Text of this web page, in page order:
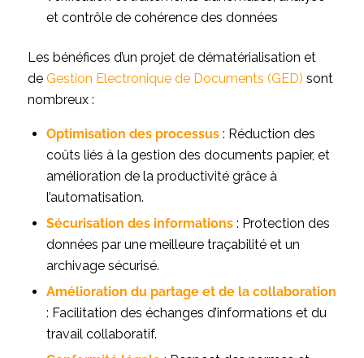
et contrôle de cohérence des données
Les bénéfices d’un projet de dématérialisation et
de Gestion Electronique de Documents (GED) sont
nombreux :
Optimisation des processus: Réduction des
coûts liés à la gestion des documents papier, et
amélioration de la productivité grâce à
l’automatisation.
Sécurisation des informations: Protection des
données par une meilleure traçabilité et un
archivage sécurisé.
Amélioration du partage et de la collaboration
: Facilitation des échanges d’informations et du
travail collaboratif.